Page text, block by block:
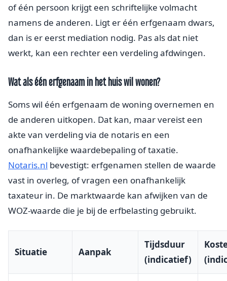
of één persoon krijgt een schriftelijke volmacht
namens de anderen. Ligt er één erfgenaam dwars,
dan is er eerst mediation nodig. Pas als dat niet
werkt, kan een rechter een verdeling afdwingen.
Wat als één erfgenaam in het huis wil wonen?
Soms wil één erfgenaam de woning overnemen en
de anderen uitkopen. Dat kan, maar vereist een
akte van verdeling via de notaris en een
onafhankelijke waardebepaling of taxatie.
Notaris.nl bevestigt: erfgenamen stellen de waarde
vast in overleg, of vragen een onafhankelijk
taxateur in. De marktwaarde kan afwijken van de
WOZ-waarde die je bij de erfbelasting gebruikt.
Situatie Aanpak
Tijdsduur
(indicatief)